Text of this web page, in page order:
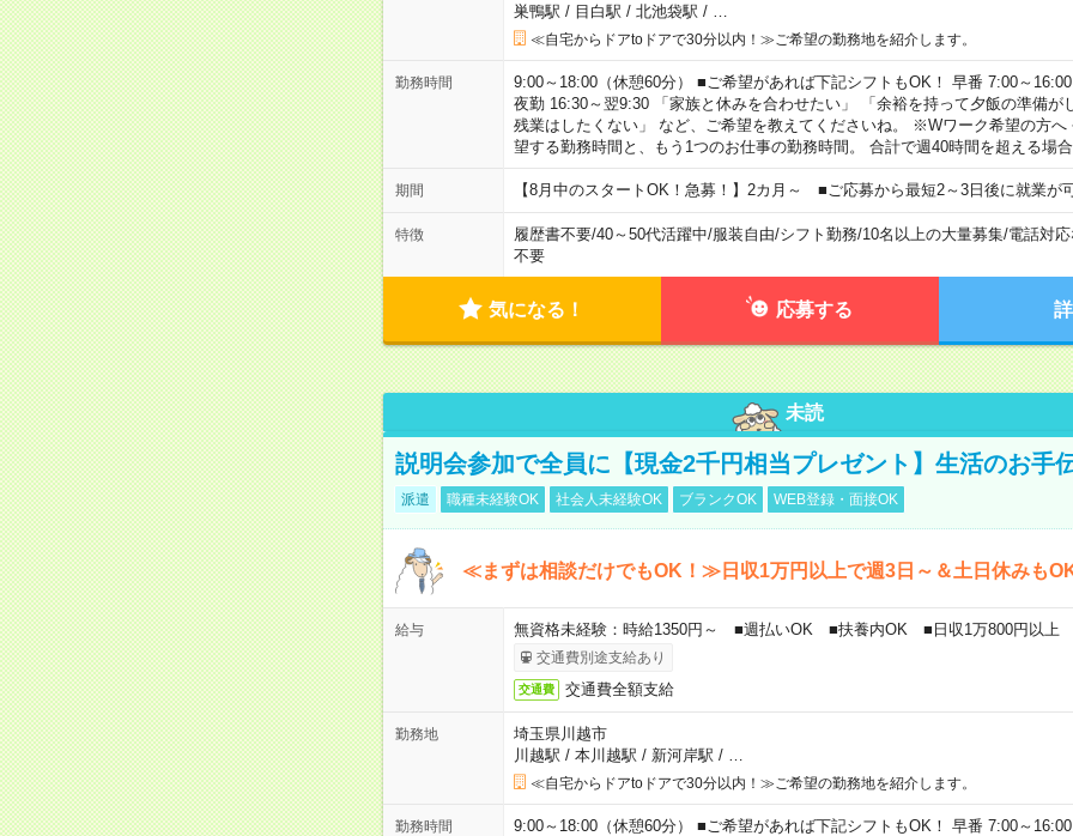
巣鴨駅 / 目白駅 / 北池袋駅 /
≪自宅からドアtoドアで30分以内！≫ご希望の勤務地を紹介します。
勤務時間
9:00～18:00（休憩60分） ■ご希望があれば下記シフトもOK！ 早番 7:00～
夜勤 16:30～翌9:30 「家族と休みを合わせたい」 「余裕を持って夕飯の準備が
残業はしたくない」 など、ご希望を教えてくださいね。 ※Wワーク希望の方へ
望する勤務時間と、もう1つのお仕事の勤務時間。 合計で週40時間を超える場
期間 【8月中のスタートOK！急募！】2カ月～ ■ご応募から最短2～3日後に就業が
特徴 履歴書不要/40～50代活躍中/服装自由/シフト勤務/10名以上の大量募集/電話対
不要
気になる！ 応募する
未読
説明会参加で全員に【現金2千円相当プレゼント】生活のお手
派遣 職種未経験OK 社会人未経験OK ブランクOK WEB登録・面接OK
≪まずは相談だけでもOK！≫日収1万円以上で週3日～＆土日休みも
給与 無資格未経験：時給1350円～ ■週払いOK ■扶養内OK ■日収1万800円以上
交通費別途支給あり
交通費 交通費全額支給
勤務地
埼玉県川越市
川越駅 / 本川越駅 / 新河岸駅 /
≪自宅からドアtoドアで30分以内！≫ご希望の勤務地を紹介します。
勤務時間
9:00～18:00（休憩60分） ■ご希望があれば下記シフトもOK！ 早番 7:00～